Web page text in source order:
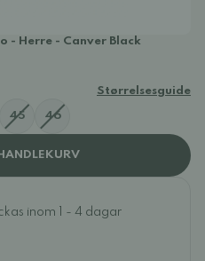
- Herre - Canver Black
Størrelsesguide
45 46
inom 1 - 4 dagar